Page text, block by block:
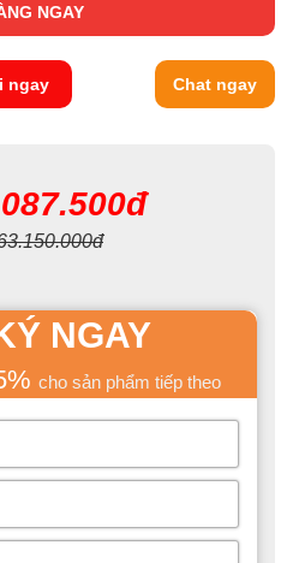
NGAY
ngay Chat ngay
NGAY
cho sản phẩm tiếp theo